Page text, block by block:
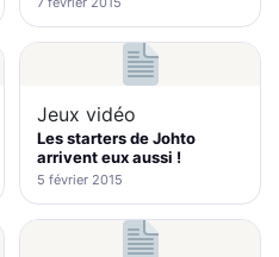
Jeux vidéo
Les starters de Johto
arrivent eux aussi !
5 février 2015